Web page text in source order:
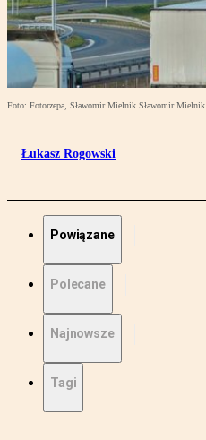
Foto: Fotorzepa, Sławomir Mielnik Sławomir Mielnik
Łukasz Rogowski
Powiązane
Polecane
Najnowsze
Tagi